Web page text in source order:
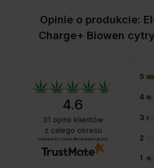
Opinie o produkcie:
Charge+ Biowen
4.6
31 opinii klientów
z całego okresu
zebranych i zweryfikowanych przez
5
4
3
2
1